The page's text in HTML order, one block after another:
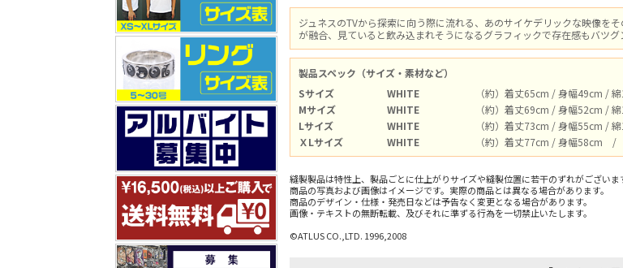
ジュネスのTVから探索に向う際に流れる、あのサイケデリックな映像を
が融合、見ていると飲み込まれそうになるグラフィックで存在感もバツ
製品スペック（サイズ・素材など）
Sサイズ
WHITE
（約）着丈65cm / 身幅49cm /
Mサイズ
WHITE
（約）着丈69cm / 身幅52cm /
Lサイズ
WHITE
（約）着丈73cm / 身幅55cm /
ＸLサイズ
WHITE （約）着丈77cm / 身幅58cm
縫製製品は特性上、製品ごとに仕上がりサイズや縫製位置に若干のずれがございま
商品の写真および画像はイメージです。実際の商品とは異なる場合があります。
商品のデザイン・仕様・発売日などは予告なく変更となる場合があります。
画像・テキストの無断転載、及びそれに準ずる行為を一切禁止いたします。
©ATLUS CO.,LTD. 1996,2008